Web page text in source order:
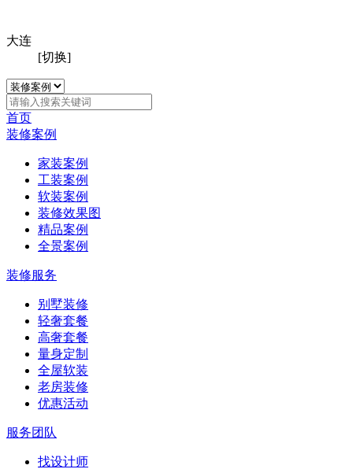
大连
[切换]
首页
装修案例
家装案例
工装案例
软装案例
装修效果图
精品案例
全景案例
装修服务
别墅装修
轻奢套餐
高奢套餐
量身定制
全屋软装
老房装修
优惠活动
服务团队
找设计师